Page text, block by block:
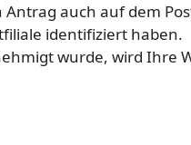
auch auf dem
identifiziert haben.
wurde, wird Ihre